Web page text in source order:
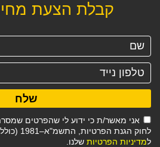
קבלת הצעת
אני מאשר/ת כי ידוע לי שהפרטים
למדיניות הפרטיות שלנו.
שלח